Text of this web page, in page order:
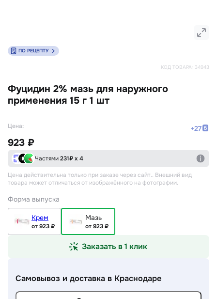
КОД ТОВАРА: 34943
Фуцидин 2% мазь для наружного
применения 15 г 1 шт
ПО РЕЦЕПТУ
Цена: +27
923 ₽
Частями231₽ х 4
Цена действительна только при заказе через сайт.. Внешний вид
товара может отличаться от изображённого на фотографии.
Форма выпуска
Крем
от 923 ₽
Мазь
от 923 ₽
Заказать в 1 клик
Самовывоз и доставка в Краснодаре